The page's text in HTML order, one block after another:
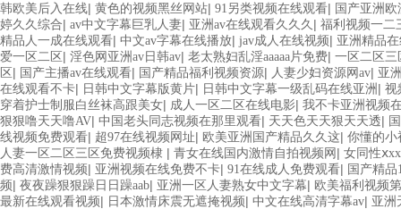
韩欧美后入在线| 黄色的视频黑丝网站| 91另类视频在线观看| 国产亚洲欧
婷久久综合| av中文字幕巨乳人妻| 亚洲av在线观看久久久 | 福利视频一二
精品人一成在线观看| 中文av字幕在线播放| jav成人在线视频| 亚洲精品
爱一区二区 | 淫色网亚洲av日韩av| 老太熟妇乱淫aaaaa片免费| 一区二区三
区 | 国产主播av在线观看| 国产精品福利视频资源| 人妻少妇资源网av| 亚
在线观看不卡| 日韩中文字幕版黄片| 日韩中文字幕一级乱码在线亚洲 | 视
穿着护士制服白丝袜高跟美女| 成人一区二区在线电影| 我不卡亚洲视频
狠狠噜天天噜AV| 中国老头同志视频在那里观看| 天天色天天狠天天透|
线视频免费观看| 超97在线视频网址| 欧美亚洲国产精品久久这| 你懂的小
人妻一区二区三区免费视频棣 | 青女在线国内激情自拍视频网 | 女同性
费高清激情视频| 亚洲视频在线免费不卡| 91在线成人免费观看| 国产精
频| 夜夜躁狠狠躁日日躁aab| 亚洲一区人妻熟女中文字幕| 欧美福利视频
最新在线观看视频| 日本激情床震无遮掩视频| 中文在线高清字幕av| 亚洲